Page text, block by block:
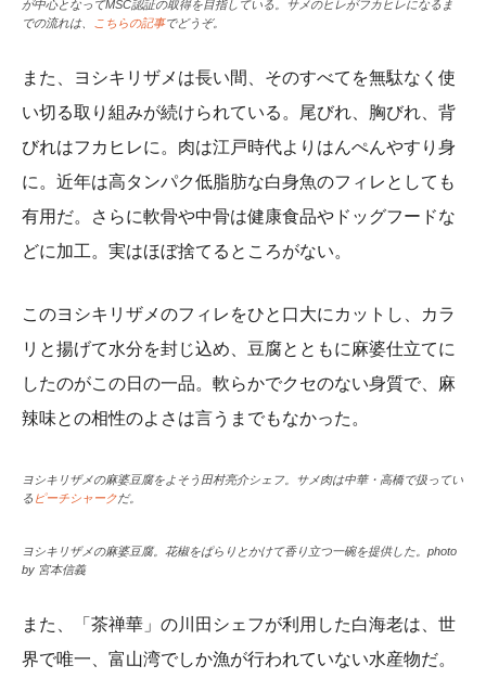
が中心となってMSC認証の取得を目指している。サメのヒレがフカヒレになるま
での流れは、
こちらの記事でどうぞ。
また、ヨシキリザメは長い間、そのすべてを無駄なく使
い切る取り組みが続けられている。尾びれ、胸びれ、背
びれはフカヒレに。肉は江戸時代よりはんぺんやすり身
に。近年は高タンパク低脂肪な白身魚のフィレとしても
有用だ。さらに軟骨や中骨は健康食品やドッグフードな
どに加工。実はほぼ捨てるところがない。
このヨシキリザメのフィレをひと口大にカットし、カラ
リと揚げて水分を封じ込め、豆腐とともに麻婆仕立てに
したのがこの日の一品。軟らかでクセのない身質で、麻
辣味との相性のよさは言うまでもなかった。
ヨシキリザメの麻婆豆腐をよそう田村亮介シェフ。サメ肉は中華・高橋で扱ってい
る ピーチシャークだ。
ヨシキリザメの麻婆豆腐。花椒をぱらりとかけて香り立つ一碗を提供した。photo
by 宮本信義
また、「茶禅華」の川田シェフが利用した白海老は、世
界で唯一、富山湾でしか漁が行われていない水産物だ。